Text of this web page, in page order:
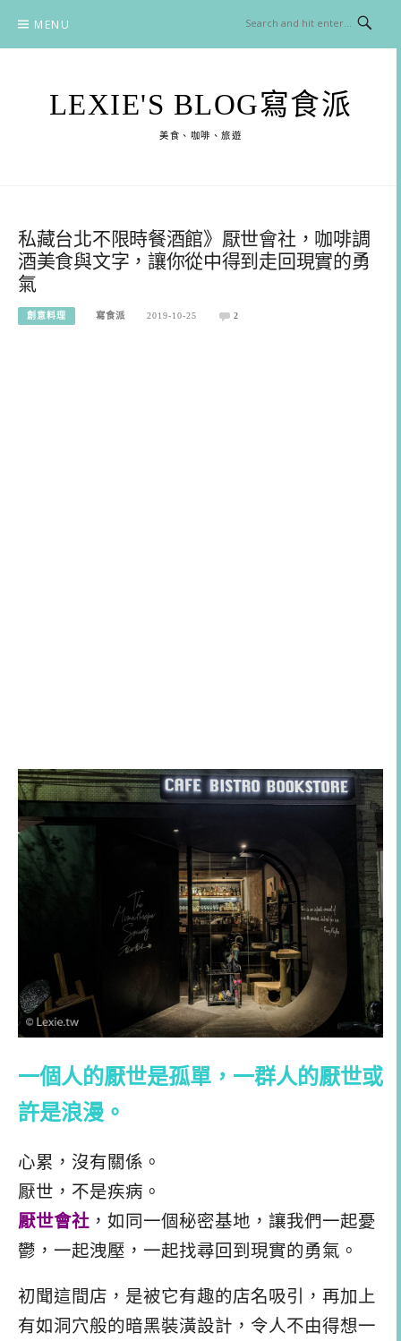
content
MENU
LEXIE'S BLOG寫食派
美食、咖啡、旅遊
私藏台北不限時餐酒館》厭世會社，咖啡調
酒美食與文字，讓你從中得到走回現實的勇
氣
創意料理 寫食派 2019-10-25 2
一個人的厭世是孤單，一群人的厭世或
許是浪漫。
心累，沒有關係。
厭世，不是疾病。
厭世會社 ，如同一個秘密基地，讓我們一起憂
鬱，一起洩壓，一起找尋回到現實的勇氣。
初聞這間店，是被它有趣的店名吸引，再加上
有如洞穴般的暗黑裝潢設計，令人不由得想一